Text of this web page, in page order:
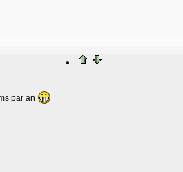
par an